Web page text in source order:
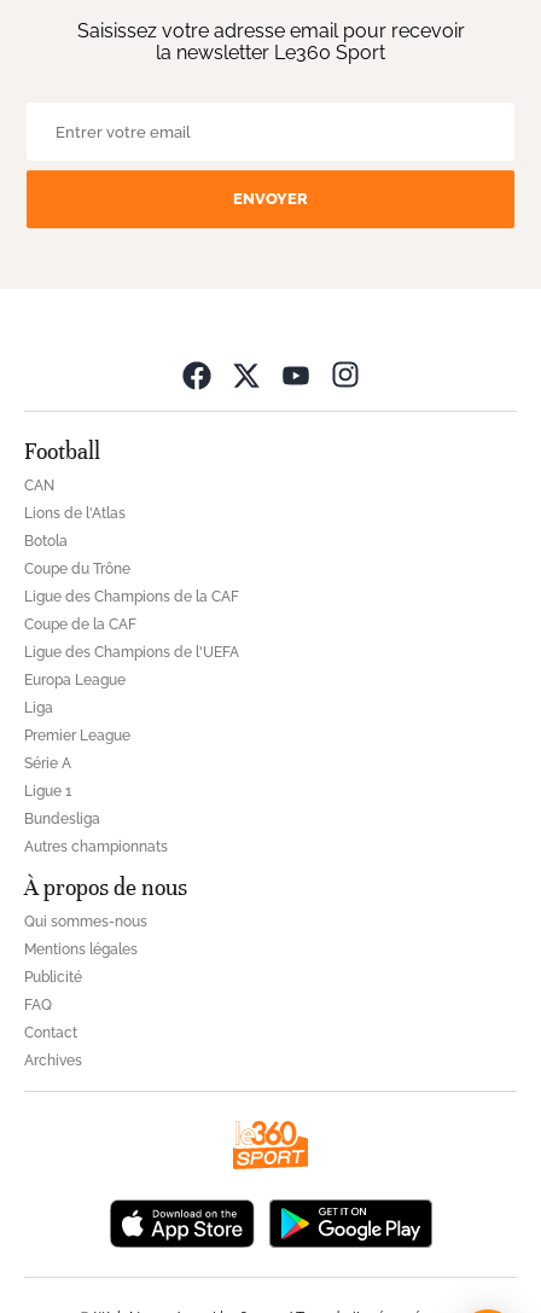
Saisissez votre adresse email pour recevoir
la newsletter Le360 Sport
ENVOYER
Football
CAN
Lions de l'Atlas
Botola
Coupe du Trône
Ligue des Champions de la CAF
Coupe de la CAF
Ligue des Champions de l'UEFA
Europa League
Liga
Premier League
Série A
Ligue 1
Bundesliga
Autres championnats
À propos de nous
Qui sommes-nous
Mentions légales
Publicité
FAQ
Contact
Archives